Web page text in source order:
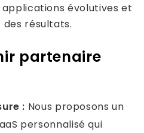
évolutives et
des résultats.
partenaire
: Nous proposons un
personnalisé qui